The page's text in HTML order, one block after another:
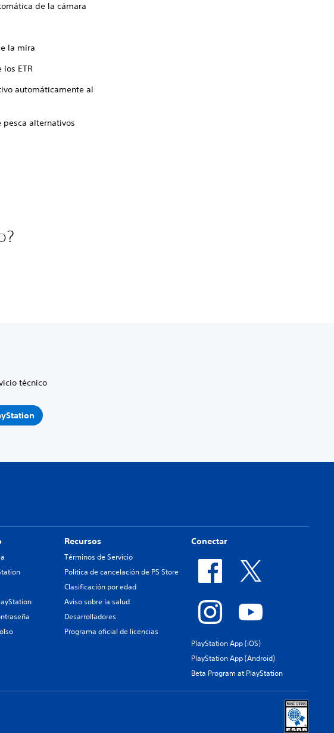
de la cámara
la mira
los ETR
automáticamente al
pesca alternativos
técnico
Recursos
Términos de Servicio
Política de cancelación de PS Store
Clasificación por edad
Aviso sobre la salud
Desarrolladores
Programa oficial de licencias
Conectar
PlayStation App (iOS)
PlayStation App (Android)
Beta Program at PlayStation